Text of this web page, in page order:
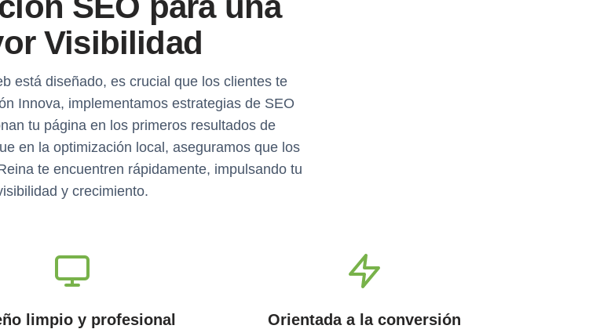
Visibilidad
está diseñado, es crucial que los clientes te
Innova, implementamos estrategias de SEO
tu página en los primeros resultados de
en la optimización local, aseguramos que los
te encuentren rápidamente, impulsando tu
y crecimiento.
limpio y profesional Orientada a la conversión